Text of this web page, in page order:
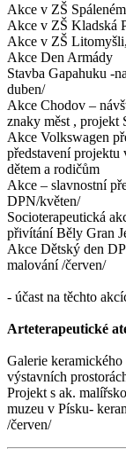
Akce v ZŠ
Akce v ZŠ Kladská
Akce v ZŠ
Akce Den Armády
Stavba Gapahuku -
duben/
Akce Chodov –
znaky měst , projekt
Akce Volkswagen
představení projektu
dětem a rodičům
Akce – slavnostní
DPN/květen/
Socioterapeutická
přivítání Běly Gran
Akce Dětský den
malování /červen/
- účast na těchto
Arteterapeutické
Galerie
výstavních
Projekt s ak.
muzeu v Písku-
/červen/